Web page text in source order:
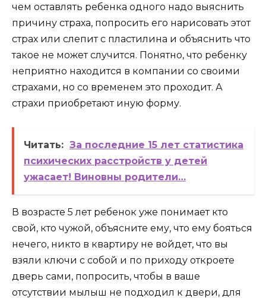
чем оставлять ребенка одного надо выяснить
причину страха, попросить его нарисовать этот
страх или слепит с пластилина и объяснить что
такое не может случится. Понятно, что ребенку
неприятно находится в компании со своими
страхами, но со временем это проходит. А
страхи приобретают иную форму.
Читать: За последние 15 лет статистика
психических расстройств у детей
ужасает! Виновны родители…
В возрасте 5 лет ребенок уже понимает кто
свой, кто чужой, объясните ему, что ему бояться
нечего, никто в квартиру не войдет, что вы
взяли ключи с собой и по приходу откроете
дверь сами, попросить, чтобы в ваше
отсутствии мылыш не подходил к двери, для